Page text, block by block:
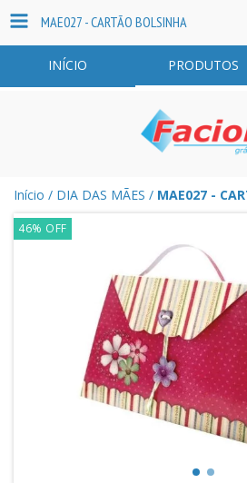
MAE027 - CARTÃO BOLSINHA
INÍCIO PRODUTOS
Início / DIA DAS MÃES / MAE027 -
46% OFF